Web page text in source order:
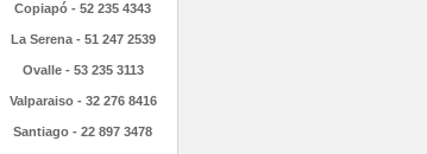
Copiapó - 52 235 4343
La Serena - 51 247 2539
Ovalle - 53 235 3113
Valparaiso - 32 276 8416
Santiago - 22 897 3478